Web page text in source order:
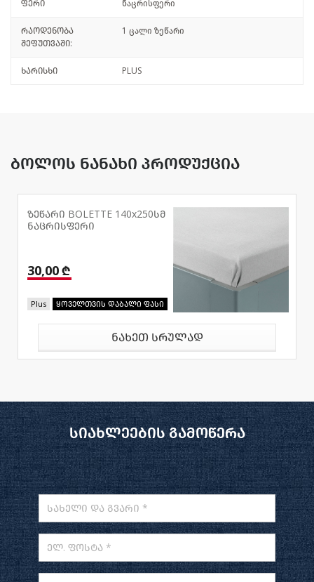
ფერი ნაცრისფერი
რაოდენობა
შეფუთვაში:
1 ცალი ზეწარი
ხარისხი PLUS
ბოლოს ნანახი პროდუქცია
ზეწარი BOLETTE 140x250სმ
ნაცრისფერი
30,00 ₾
Plus ყოველთვის დაბალი ფასი
ნახეთ სრულად
სიახლეების გამოწერა
სახელი და გვარი *
ელ. ფოსტა *